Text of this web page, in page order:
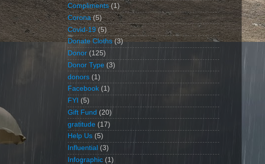
Compliments (1)
Corona (5)
Covid-19 (5)
Donate Cloths (3)
Donor (125)
Donor Type (3)
donors (1)
Facebook (1)
FYI (5)
Gift Fund (20)
gratitude (17)
Help Us (5)
Influential (3)
Infographic (1)